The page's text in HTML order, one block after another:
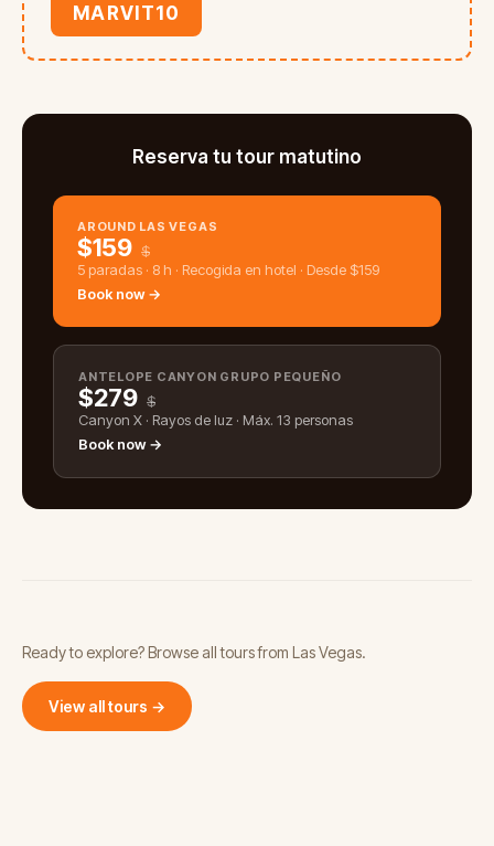
MARVIT10
Reserva tu tour matutino
AROUND LAS VEGAS
$159 $
5 paradas · 8 h · Recogida en hotel · Desde $159
Book now →
ANTELOPE CANYON GRUPO PEQUEÑO
$279 $
Canyon X · Rayos de luz · Máx. 13 personas
Book now →
Ready to explore? Browse all tours from Las Vegas.
View all tours →